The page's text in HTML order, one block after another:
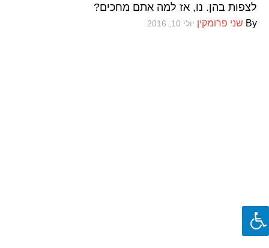
לצפות בהן. נו, אז למה אתם מחכים?
By שני פרומקין יולי 10, 2016